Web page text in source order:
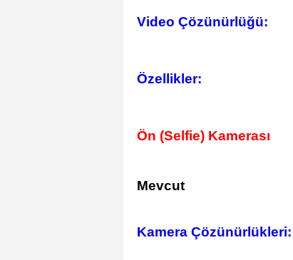
Video Çözünürlüğü:
Özellikler:
Ön (Selfie) Kamerası
Mevcut
Kamera Çözünürlükleri: